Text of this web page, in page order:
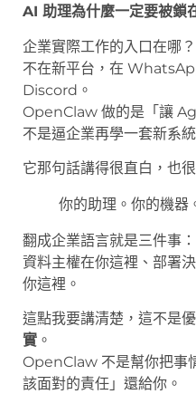
AI 助理為什麼一定要被鎖
企業實際工作的入口在哪？
不在新平台，在
Discord。
OpenClaw 做的是「讓
不是逼企業再學一套新系統
它那句話講得很直白，也很
你的助理。你的機器
翻成企業語言就是三件事：
資料主權在你這裡、部署
你這裡。
這點我要講清楚，這不是
實 。
OpenClaw 不是幫你把事
該面對的責任」還給你。